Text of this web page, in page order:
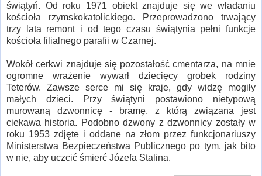
świątyń. Od roku 1971 obiekt znajduje się we władaniu
kościoła rzymskokatolickiego. Przeprowadzono trwający
trzy lata remont i od tego czasu świątynia pełni funkcje
kościoła filialnego parafii w Czarnej.
Wokół cerkwi znajduje się pozostałość cmentarza, na mnie
ogromne wrażenie wywarł dziecięcy grobek rodziny
Teterów. Zawsze serce mi się kraje, gdy widzę mogiły
małych dzieci. Przy świątyni postawiono nietypową
murowaną dzwonnicę - bramę, z którą związana jest
ciekawa historia. Podobno dzwony z dzwonnicy zostały w
roku 1953 zdjęte i oddane na złom przez funkcjonariuszy
Ministerstwa Bezpieczeństwa Publicznego po tym, jak bito
w nie, aby uczcić śmierć Józefa Stalina.